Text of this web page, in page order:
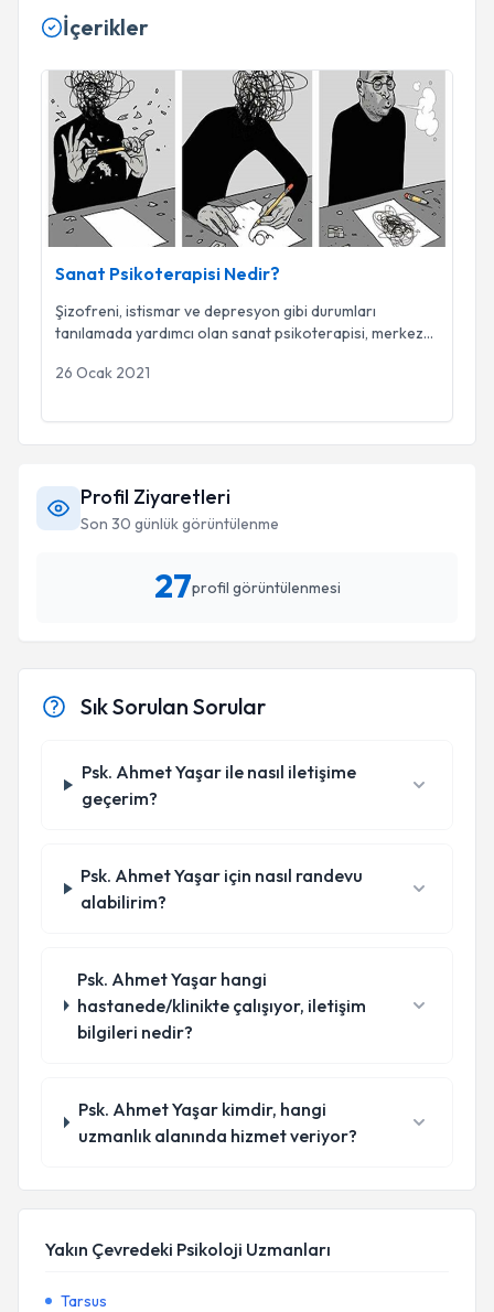
İçerikler
Sanat Psikoterapisi Nedir?
Sanat Psikoterapisi Nedir?
Şizofreni, istismar ve depresyon gibi durumları
tanılamada yardımcı olan sanat psikoterapisi, merkez...
26 Ocak 2021
Profil Ziyaretleri
Son 30 günlük görüntülenme
27profil görüntülenmesi
Sık Sorulan Sorular
Psk. Ahmet Yaşar ile nasıl iletişime
geçerim?
Psk. Ahmet Yaşar için nasıl randevu
alabilirim?
Psk. Ahmet Yaşar hangi
hastanede/klinikte çalışıyor, iletişim
bilgileri nedir?
Psk. Ahmet Yaşar kimdir, hangi
uzmanlık alanında hizmet veriyor?
Yakın Çevredeki Psikoloji Uzmanları
Tarsus